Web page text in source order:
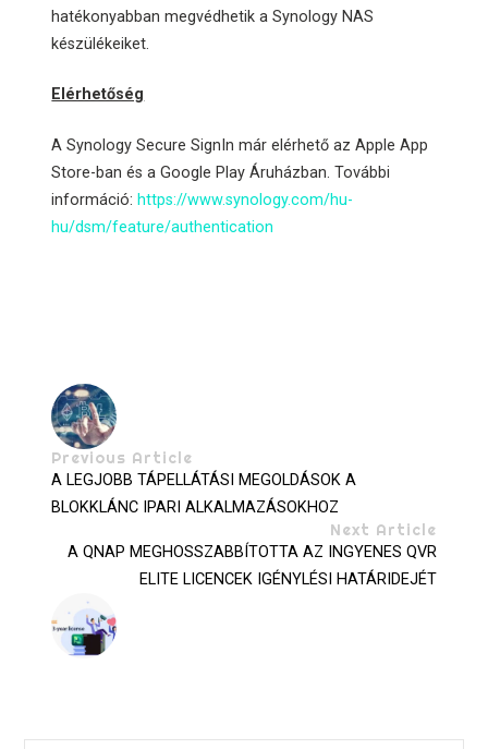
hatékonyabban megvédhetik a Synology NAS
készülékeiket.
Elérhetőség
A Synology Secure SignIn már elérhető az Apple App
Store-ban és a Google Play Áruházban. További
információ: https://www.synology.com/hu-
hu/dsm/feature/authentication
Previous Article
A LEGJOBB TÁPELLÁTÁSI MEGOLDÁSOK A
BLOKKLÁNC IPARI ALKALMAZÁSOKHOZ
Next Article
A QNAP MEGHOSSZABBÍTOTTA AZ INGYENES QVR
ELITE LICENCEK IGÉNYLÉSI HATÁRIDEJÉT